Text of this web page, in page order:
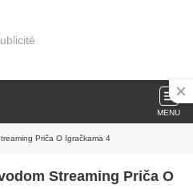
MENU
Priča O Igračkama 4
Streaming Priča O